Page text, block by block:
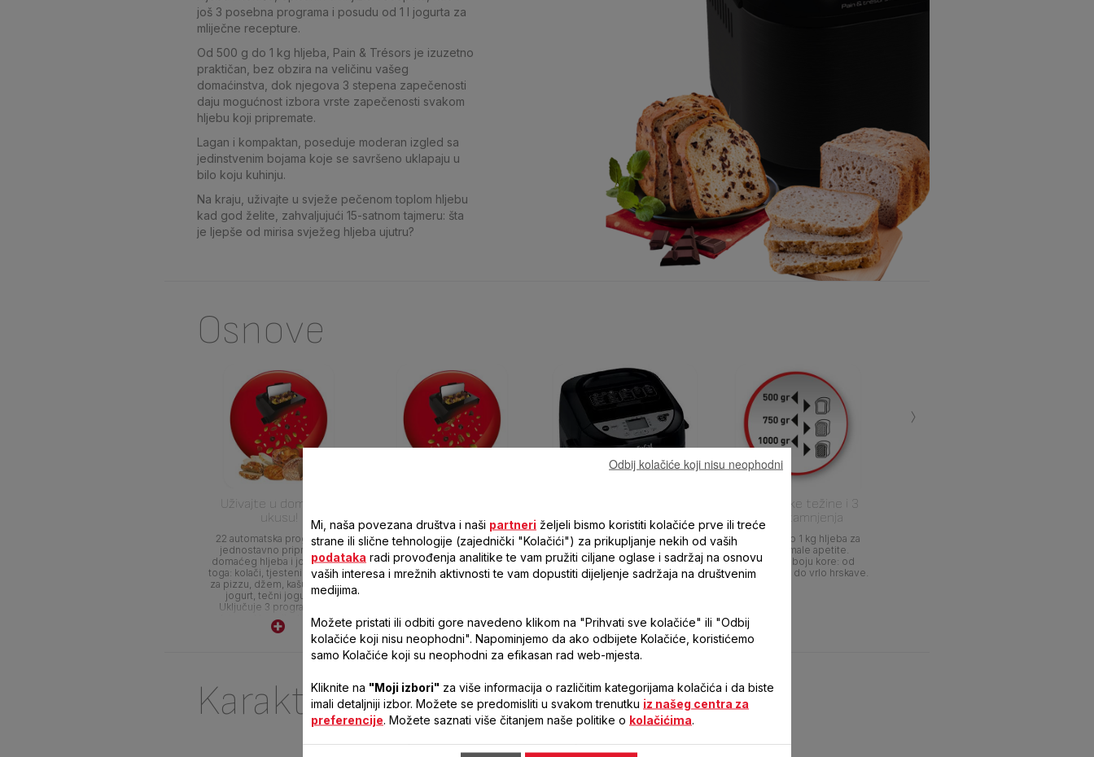
još 3 posebna programa i posudu od 1 l jogurta za
mliječne recepture.
Od 500 g do 1 kg hljeba, Pain & Trésors je izuzetno
praktičan, bez obzira na veličinu vašeg
domaćinstva, dok njegova 3 stepena zapečenosti
daju mogućnost izbora vrste zapečenosti svakom
hljebu koji pripremate.
Lagan i kompaktan, poseduje moderan izgled sa
jedinstvenim bojama koje se savršeno uklapaju u
bilo koju kuhinju.
Na kraju, uživajte u svježe pečenom toplom hljebu
kad god želite, zahvaljujući 15-satnom tajmeru: šta
je ljepše od mirisa svježeg hljeba ujutru?
Osnove
Uživajte u domaćem
ukusu!
22 automatska programa za
jednostavno pripremanje
domaćeg hljeba i još mnogo
toga: kolači, tjestenine, tijesto
za pizzu, džem, kašu, žitarice,
jogurt, tečni jogurt i sir.
Uključuje 3 programa bez
glutena. Unaprijedite svoje
recepte pomoću savršenih
dodataka zahvaljujući
automatskom dozeru.
običnog domaćeg hljeba!
Obogatite svoje recepte
pomoću oraha, grožđica ili
čokolade zahvaljujući
automatskom dozeru
nekoliko koraka!
Sve je automatizirano! Stavite
svoje sastojke u posudu za
hljeb, izaberite program, a
pekač hljeba će uraditi sve
ostalo za vas - od mješenja do
pomoću velike kontrolne
ploče!
3 postavke težine i 3
nivoa tamnjenja
Od 500 g do 1 kg hljeba za
velike ili male apetite.
Odaberite boju kore: od
lagano tamne do vrlo hrskave.
›
Karakteristike
Mi, naša povezana društva i naši partneri željeli bismo koristiti kolačiće prve ili treće
strane ili slične tehnologije (zajednički "Kolačići") za prikupljanje nekih od vaših
podataka radi provođenja analitike te vam pružiti ciljane oglase i sadržaj na osnovu
vaših interesa i mrežnih aktivnosti te vam dopustiti dijeljenje sadržaja na društvenim
medijima.
Možete pristati ili odbiti gore navedeno klikom na "Prihvati sve kolačiće" ili "Odbij
kolačiće koji nisu neophodni". Napominjemo da ako odbijete Kolačiće, koristićemo
samo Kolačiće koji su neophodni za efikasan rad web-mjesta.
Kliknite na "Moji izbori" za više informacija o različitim kategorijama kolačića i da biste
imali detaljniji izbor. Možete se predomisliti u svakom trenutku iz našeg centra za
preferencije. Možete saznati više čitanjem naše politike o kolačićima.
Odbij kolačiće koji nisu neophodni